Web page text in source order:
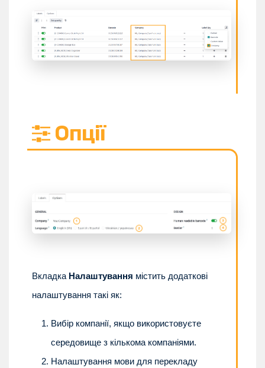
Опції
Вкладка Налаштування містить додаткові
налаштування такі як:
Вибір компанії, якщо використовуєте
середовище з кількома компаніями.
Налаштування мови для перекладу